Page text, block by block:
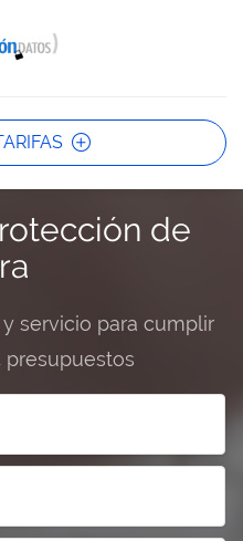
de
servicio para cumplir
presupuestos